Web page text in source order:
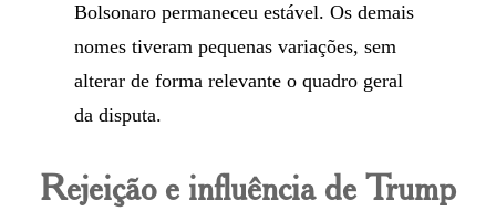
Bolsonaro permaneceu estável. Os demais
nomes tiveram pequenas variações, sem
alterar de forma relevante o quadro geral
da disputa.
Rejeição e influência de Trump